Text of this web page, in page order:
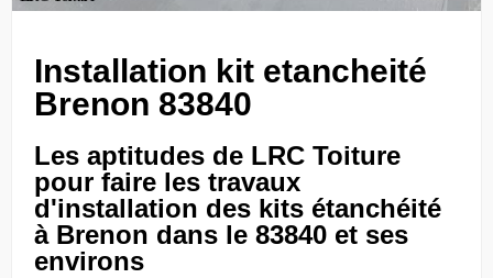
Installation kit etancheité
Brenon 83840
Les aptitudes de LRC Toiture
pour faire les travaux
d'installation des kits étanchéité
à Brenon dans le 83840 et ses
environs